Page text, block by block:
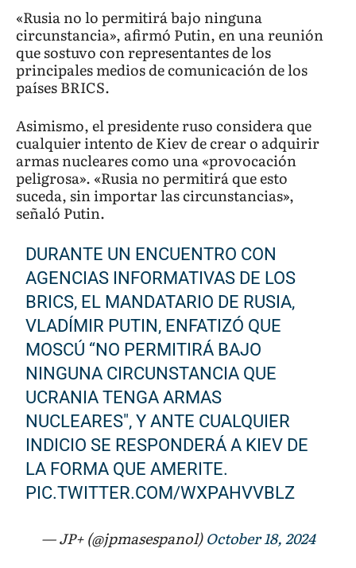
«Rusia no lo permitirá bajo ninguna
circunstancia», afirmó Putin, en una reunión
que sostuvo con representantes de los
principales medios de comunicación de los
países BRICS.
Asimismo, el presidente ruso considera que
cualquier intento de Kiev de crear o adquirir
armas nucleares como una «provocación
peligrosa». «Rusia no permitirá que esto
suceda, sin importar las circunstancias»,
señaló Putin.
DURANTE UN ENCUENTRO CON
AGENCIAS INFORMATIVAS DE LOS
BRICS, EL MANDATARIO DE RUSIA,
VLADÍMIR PUTIN, ENFATIZÓ QUE
MOSCÚ “NO PERMITIRÁ BAJO
NINGUNA CIRCUNSTANCIA QUE
UCRANIA TENGA ARMAS
NUCLEARES", Y ANTE CUALQUIER
INDICIO SE RESPONDERÁ A KIEV DE
LA FORMA QUE AMERITE.
PIC.TWITTER.COM/WXPAHVVBLZ
— JP+ (@jpmasespanol)October 18, 2024